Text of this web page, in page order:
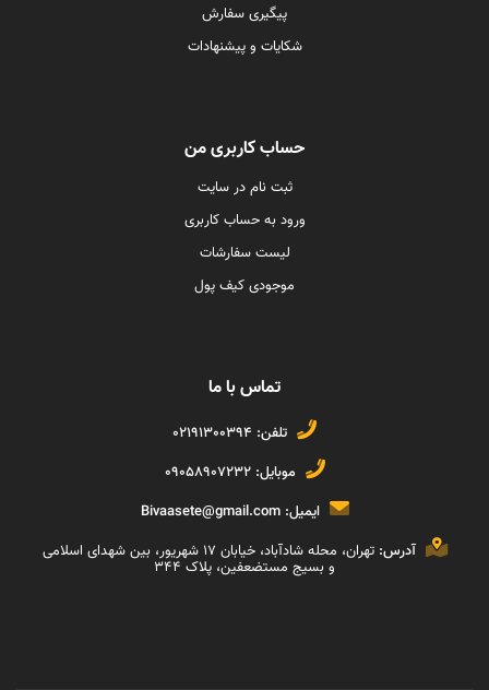
پیگیری سفارش
شکایات و پیشنهادات
حساب کاربری من
ثبت نام در سایت
ورود به حساب کاربری
لیست سفارشات
موجودی کیف پول
تماس با ما
تلفن: 02191300394
موبایل: 09058907232
ایمیل: Bivaasete@gmail.com
آدرس:
تهران، محله شادآباد، خیابان ١٧ شهریور، بین شهدای اسلامی
و بسیج مستضعفین، پلاک ۳۴۴